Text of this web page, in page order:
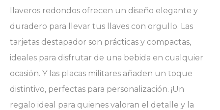
llaveros redondos ofrecen un diseño elegante y
duradero para llevar tus llaves con orgullo. Las
tarjetas destapador son prácticas y compactas,
ideales para disfrutar de una bebida en cualquier
ocasión. Y las placas militares añaden un toque
distintivo, perfectas para personalización. ¡Un
regalo ideal para quienes valoran el detalle y la